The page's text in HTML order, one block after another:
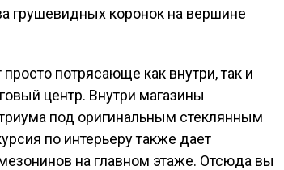
грушевидных коронок на вершине
потрясающе как внутри, так и
центр. Внутри магазины
под оригинальным стеклянным
по интерьеру также дает
на главном этаже. Отсюда вы